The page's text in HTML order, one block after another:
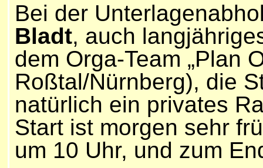
Bei der
Bladt, auch
dem Orga-Team „Plan
Roßtal/Nürnberg), die
natürlich ein privates
Start ist morgen sehr
um 10 Uhr, und zum